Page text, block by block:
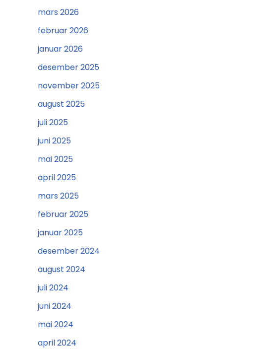
mars 2026
februar 2026
januar 2026
desember 2025
november 2025
august 2025
juli 2025
juni 2025
mai 2025
april 2025
mars 2025
februar 2025
januar 2025
desember 2024
august 2024
juli 2024
juni 2024
mai 2024
april 2024